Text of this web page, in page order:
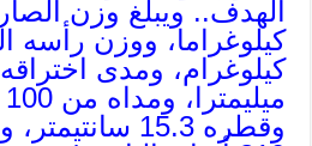
وقطره 15.3